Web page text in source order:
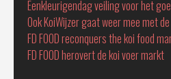
Eenkleurigendag veiling voor het
Ook KoiWijzer gaat weer mee met
FD FOOD reconquers the koi food
FD FOOD herovert de koi voer markt